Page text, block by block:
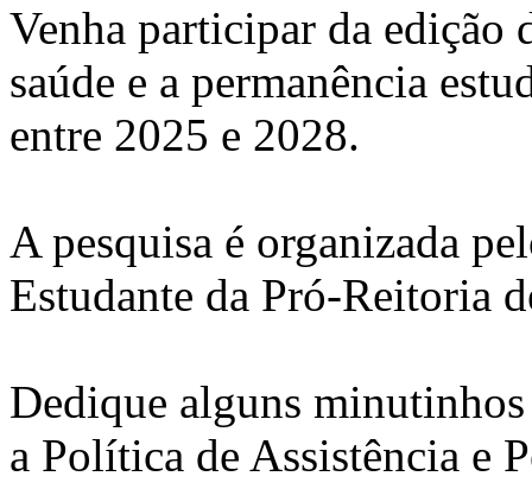
Venha participar da edição
saúde e a permanência
entre 2025 e 2028.
A pesquisa é organizada
Estudante da Pró-Reitoria
Dedique alguns
a Política de Assistência e